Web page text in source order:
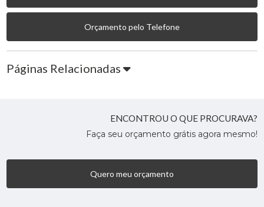
Orçamento pelo Telefone
Páginas Relacionadas
ENCONTROU O QUE PROCURAVA?
Faça seu orçamento grátis agora mesmo!
Quero meu orçamento